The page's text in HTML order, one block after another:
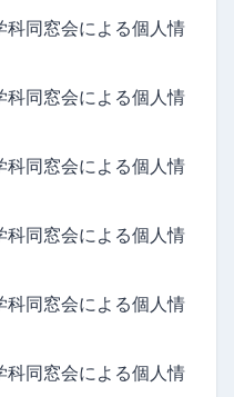
科同窓会による個人情
科同窓会による個人情
科同窓会による個人情
科同窓会による個人情
科同窓会による個人情
科同窓会による個人情